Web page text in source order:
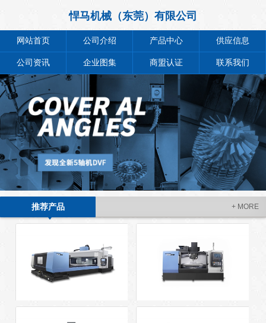
悍马机械（东莞）有限公司
网站首页 公司介绍 产品中心 供应信息
公司资讯 企业图集 商盟认证 联系我们
+ MORE
推荐产品